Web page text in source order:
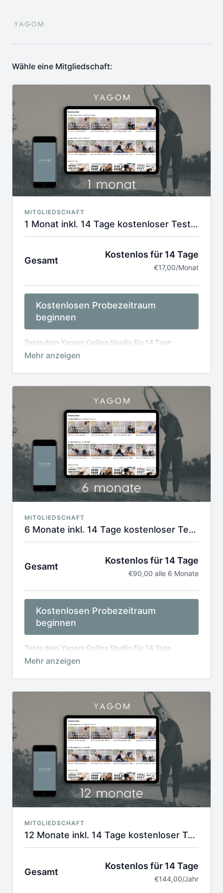
Wähle eine Mitgliedschaft:
MITGLIEDSCHAFT
1 Monat inkl. 14 Tage kostenloser Testphase
Gesamt
Kostenlos für 14 Tage
€17,00/Monat
Kostenlosen Probezeitraum
beginnen
Teste dein Yagom Online Studio für 14 Tage
kostenlos. Jederzeit kündbar.
monatliche Abrechnung.
Deine Kreditkarte wird erst nach der Probelaufzeit
MITGLIEDSCHAFT
6 Monate inkl. 14 Tage kostenloser Testphase
Gesamt
Kostenlos für 14 Tage
€90,00 alle 6 Monate
Kostenlosen Probezeitraum
beginnen
Teste dein Yagom Online Studio für 14 Tage
kostenlos. Jederzeit kündbar.
Monat. Die Abrechnung erfolgt halbjährlich für 90,00
€.
MITGLIEDSCHAFT
12 Monate inkl. 14 Tage kostenloser Testphase
Gesamt
Kostenlos für 14 Tage
€144,00/Jahr